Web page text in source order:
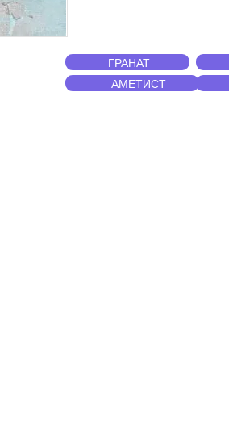
ГРАНАТ
АМЕТИСТ